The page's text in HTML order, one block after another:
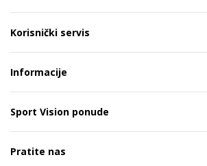
Korisnički servis
Informacije
Sport Vision ponude
Pratite nas